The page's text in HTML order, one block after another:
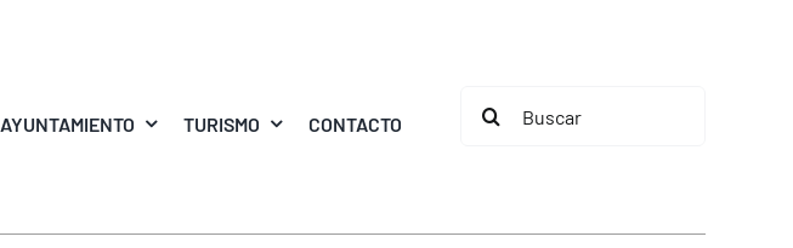
AYUNTAMIENTO TURISMO CONTACTO
Buscar: